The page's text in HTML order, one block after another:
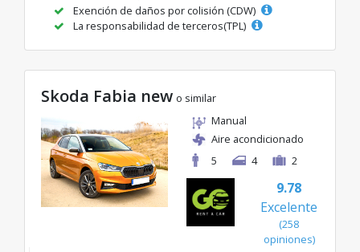
Exención de daños por colisión (CDW)
La responsabilidad de terceros(TPL)
Skoda Fabia new o similar
Manual
Aire acondicionado
5
4 2
9.78
Excelente
(258
opiniones)